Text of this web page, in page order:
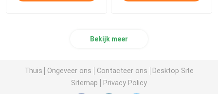
Bekijk meer
Thuis Ongeveer ons Contacteer ons
Desktop Site
Sitemap
Privacy Policy